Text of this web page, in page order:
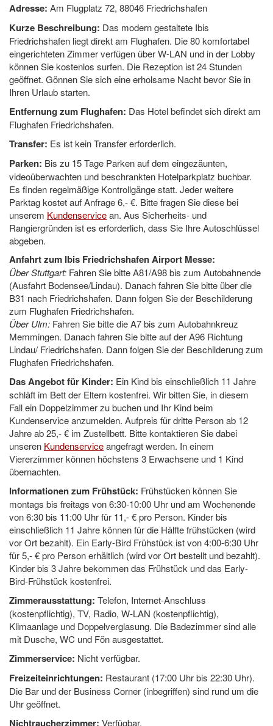
Adresse: Am Flugplatz 72, 88046 Friedrichshafen
Kurze Beschreibung: Das modern gestaltete Ibis
Friedrichshafen liegt direkt am Flughafen. Die 80 komfortabel
eingerichteten Zimmer verfügen über W-LAN und in der Lobby
können Sie kostenlos surfen. Die Rezeption ist 24 Stunden
geöffnet. Gönnen Sie sich eine erholsame Nacht bevor Sie in
Ihren Urlaub starten.
Entfernung zum Flughafen: Das Hotel befindet sich direkt am
Flughafen Friedrichshafen.
Transfer: Es ist kein Transfer erforderlich.
Parken: Bis zu 15 Tage Parken auf dem eingezäunten,
videoüberwachten und beschrankten Hotelparkplatz buchbar.
Es finden regelmäßige Kontrollgänge statt. Jeder weitere
Parktag kostet auf Anfrage 6,- €. Bitte fragen Sie diese bei
unserem Kundenservicean. Aus Sicherheits- und
Rangiergründen ist es erforderlich, dass Sie Ihre Autoschlüssel
abgeben.
Anfahrt zum Ibis Friedrichshafen Airport Messe:
Über Stuttgart: Fahren Sie bitte A81/A98 bis zum Autobahnende
(Ausfahrt Bodensee/Lindau). Danach fahren Sie bitte über die
B31 nach Friedrichshafen. Dann folgen Sie der Beschilderung
zum Flughafen Friedrichshafen.
Über Ulm: Fahren Sie bitte die A7 bis zum Autobahnkreuz
Memmingen. Danach fahren Sie bitte auf der A96 Richtung
Lindau/ Friedrichshafen. Dann folgen Sie der Beschilderung zum
Flughafen Friedrichshafen.
Das Angebot für Kinder: Ein Kind bis einschließlich 11 Jahre
schläft im Bett der Eltern kostenfrei. Wir bitten Sie, in diesem
Fall ein Doppelzimmer zu buchen und Ihr Kind beim
Kundenservice anzumelden. Aufpreis für dritte Person ab 12
Jahre ab 25,- € im Zustellbett. Bitte kontaktieren Sie dabei
unseren Kundenserviceangefragt werden. In einem
Viererzimmer können höchstens 3 Erwachsene und 1 Kind
übernachten.
Informationen zum Frühstück: Frühstücken können Sie
montags bis freitags von 6:30-10:00 Uhr und am Wochenende
von 6:30 bis 11:00 Uhr für 11,- € pro Person. Kinder bis
einschließlich 11 Jahre können für die Hälfte frühstücken (wird
vor Ort bezahlt). Ein Early-Bird Frühstück ist von 4:00-6:30 Uhr
für 5,- € pro Person erhältlich (wird vor Ort bestellt und bezahlt).
Kinder bis 3 Jahre bekommen das Frühstück und das Early-
Bird-Frühstück kostenfrei.
Zimmerausstattung: Telefon, Internet-Anschluss
(kostenpflichtig), TV, Radio, W-LAN (kostenpflichtig),
Klimaanlage und Doppelverglasung. Die Badezimmer sind alle
mit Dusche, WC und Fön ausgestattet.
Zimmerservice: Nicht verfügbar.
Freizeiteinrichtungen: Restaurant (17:00 Uhr bis 22:30 Uhr).
Die Bar und der Business Corner (inbegriffen) sind rund um die
Uhr geöffnet.
Nichtraucherzimmer: Verfügbar.